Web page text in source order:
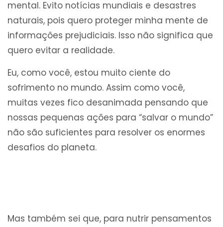
mental. Evito notícias mundiais e desastres
naturais, pois quero proteger minha mente de
informações prejudiciais. Isso não significa que
quero evitar a realidade.
Eu, como você, estou muito ciente do
sofrimento no mundo. Assim como você,
muitas vezes fico desanimada pensando que
nossas pequenas ações para “salvar o mundo”
não são suficientes para resolver os enormes
desafios do planeta.
Mas também sei que, para nutrir pensamentos